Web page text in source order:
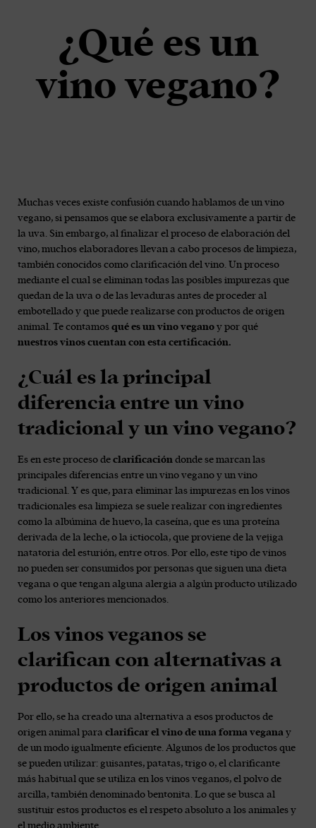
¿Qué es un
vino vegano?
Muchas veces existe confusión cuando hablamos de un vino
vegano, si pensamos que se elabora exclusivamente a partir de
la uva. Sin embargo, al finalizar el proceso de elaboración del
vino, muchos elaboradores llevan a cabo procesos de limpieza,
también conocidos como clarificación del vino. Un proceso
mediante el cual se eliminan todas las posibles impurezas que
quedan de la uva o de las levaduras antes de proceder al
embotellado y que puede realizarse con productos de origen
animal. Te contamos qué es un vino vegano y por qué
nuestros vinos cuentan con esta certificación.
¿Cuál es la principal
diferencia entre un vino
tradicional y un vino vegano?
Es en este proceso de clarificación donde se marcan las
principales diferencias entre un vino vegano y un vino
tradicional. Y es que, para eliminar las impurezas en los vinos
tradicionales esa limpieza se suele realizar con ingredientes
como la albúmina de huevo, la caseína, que es una proteína
derivada de la leche, o la ictiocola, que proviene de la vejiga
natatoria del esturión, entre otros. Por ello, este tipo de vinos
no pueden ser consumidos por personas que siguen una dieta
vegana o que tengan alguna alergia a algún producto utilizado
como los anteriores mencionados.
Los vinos veganos se
clarifican con alternativas a
productos de origen animal
Por ello, se ha creado una alternativa a esos productos de
origen animal para clarificar el vino de una forma vegana y
de un modo igualmente eficiente. Algunos de los productos que
se pueden utilizar: guisantes, patatas, trigo o, el clarificante
más habitual que se utiliza en los vinos veganos, el polvo de
arcilla, también denominado bentonita. Lo que se busca al
sustituir estos productos es el respeto absoluto a los animales y
el medio ambiente.